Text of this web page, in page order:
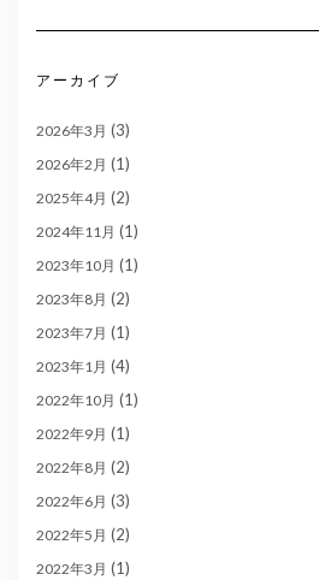
アーカイブ
2026年3月 (3)
2026年2月 (1)
2025年4月 (2)
2024年11月 (1)
2023年10月 (1)
2023年8月 (2)
2023年7月 (1)
2023年1月 (4)
2022年10月 (1)
2022年9月 (1)
2022年8月 (2)
2022年6月 (3)
2022年5月 (2)
2022年3月 (1)